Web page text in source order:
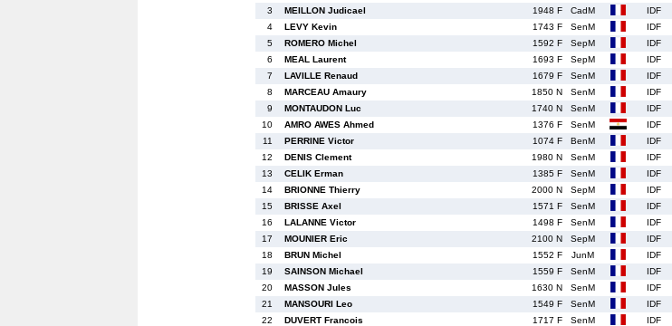
3
MEILLON Judicael 1948 F CadM IDF
4
LEVY Kevin 1743 F SenM IDF
5
ROMERO Michel 1592 F SepM IDF
6
MEAL Laurent 1693 F SepM IDF
7
LAVILLE Renaud 1679 F SenM IDF
8
MARCEAU Amaury 1850 N SenM IDF
9
MONTAUDON Luc 1740 N SenM IDF
10
AMRO AWES Ahmed 1376 F SenM IDF
11
PERRINE Victor 1074 F BenM IDF
12
DENIS Clement 1980 N SenM IDF
13
CELIK Erman 1385 F SenM IDF
14
BRIONNE Thierry 2000 N SepM IDF
15
BRISSE Axel 1571 F SenM IDF
16
LALANNE Victor 1498 F SenM IDF
17
MOUNIER Eric 2100 N SepM IDF
18
BRUN Michel 1552 F JunM IDF
19
SAINSON Michael 1559 F SenM IDF
20
MASSON Jules 1630 N SenM IDF
21
MANSOURI Leo 1549 F SenM IDF
22
DUVERT Francois 1717 F SenM IDF